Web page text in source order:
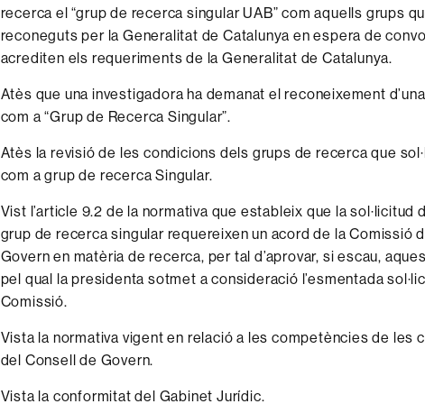
recerca el “grup de recerca singular UAB” com aquells grups
reconeguts per la Generalitat de Catalunya en espera de
acrediten els requeriments de la Generalitat de Catalunya.
Atès que una investigadora ha demanat el reconeixement
com a “Grup de Recerca Singular”.
Atès la revisió de les condicions dels grups de recerca que
com a grup de recerca Singular.
Vist l’article 9.2 de la normativa que estableix que la sol·licitud
grup de recerca singular requereixen un acord de la Comissió
Govern en matèria de recerca, per tal d’aprovar, si escau,
pel qual la presidenta sotmet a consideració l’esmentada
Comissió.
Vista la normativa vigent en relació a les competències de les
del Consell de Govern.
Vista la conformitat del Gabinet Jurídic.